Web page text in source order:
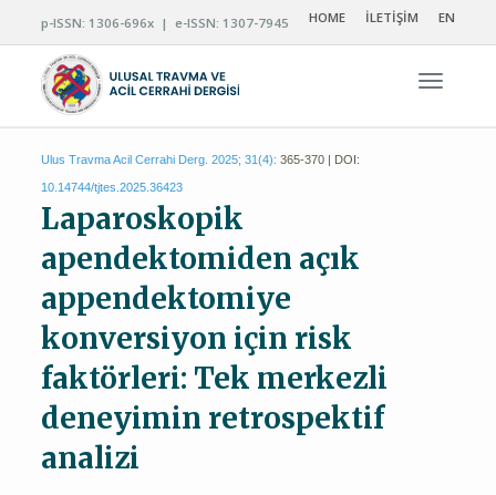
p-ISSN: 1306-696x | e-ISSN: 1307-7945 HOME İLETİŞİM EN
Ulus Travma Acil Cerrahi Derg. 2025; 31(4): 365-370 | DOI:
10.14744/tjtes.2025.36423
Laparoskopik
apendektomiden açık
appendektomiye
konversiyon için risk
faktörleri: Tek merkezli
deneyimin retrospektif
analizi